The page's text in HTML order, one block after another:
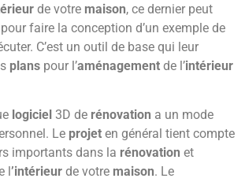
de votre maison, ce dernier peut
pour faire la conception d’un exemple de
C’est un outil de base qui leur
plans pour l’aménagement de l’intérieur
logiciel 3D de rénovation a un mode
Le projet en général tient compte
importants dans la rénovation et
l ’intérieur de votre maison. Le